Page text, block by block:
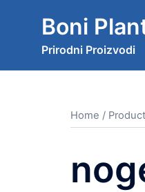
Boni
Prirodni Proizvodi
Home /